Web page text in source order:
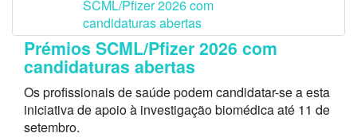
Prémios SCML/Pfizer 2026 com
candidaturas abertas
Os profissionais de saúde podem candidatar-se a esta
iniciativa de apoio à investigação biomédica até 11 de
setembro.